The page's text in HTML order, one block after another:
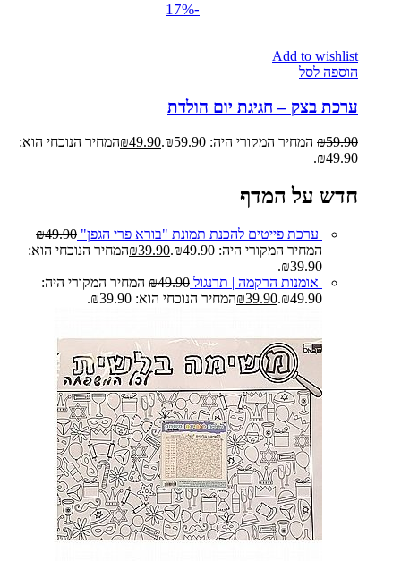
-17%
Add to wishlist
הוספה לסל
ערכת בצק – חגיגת יום הולדת
₪59.90 המחיר המקורי היה: ₪59.90. ₪49.90
המחיר הנוכחי הוא:
₪49.90.
חדש על המדף
ערכת פייטים להכנת תמונת "בורא פרי הגפן" ₪49.90
המחיר המקורי היה: ₪49.90.
₪39.90
המחיר הנוכחי הוא:
₪39.90.
אומנות הרקמה | תרנגול
₪49.90
המחיר המקורי היה:
₪49.90.
₪39.90 המחיר הנוכחי הוא: ₪39.90.